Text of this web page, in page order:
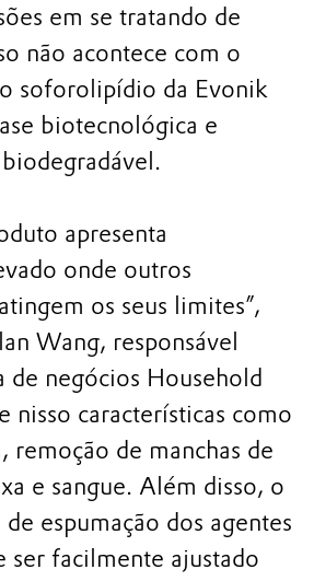
em se tratando de
não acontece com o
soforolipídio da Evonik
biotecnológica e
apresenta
onde outros
os seus limites”,
Wang, responsável
de negócios Household
nisso características como
remoção de manchas de
e sangue. Além disso, o
espumação dos agentes
ser facilmente ajustado